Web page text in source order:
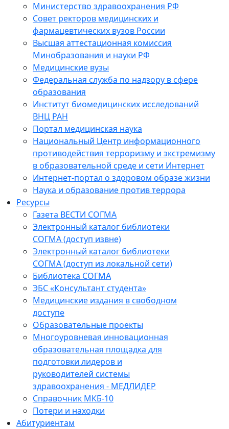
Министерство здравоохранения РФ
Совет ректоров медицинских и
фармацевтических вузов России
Высшая аттестационная комиссия
Минобразования и науки РФ
Медицинские вузы
Федеральная служба по надзору в сфере
образования
Институт биомедицинских исследований
ВНЦ РАН
Портал медицинская наука
Национальный Центр информационного
противодействия терроризму и экстремизму
в образовательной среде и сети Интернет
Интернет-портал о здоровом образе жизни
Наука и образование против террора
Ресурсы
Газета ВЕСТИ СОГМА
Электронный каталог библиотеки
СОГМА (доступ извне)
Электронный каталог библиотеки
СОГМА (доступ из локальной сети)
Библиотека СОГМА
ЭБС «Консультант студента»
Медицинские издания в свободном
доступе
Образовательные проекты
Многоуровневая инновационная
образовательная площадка для
подготовки лидеров и
руководителей системы
здравоохранения - МЕДЛИДЕР
Справочник МКБ-10
Потери и находки
Абитуриентам